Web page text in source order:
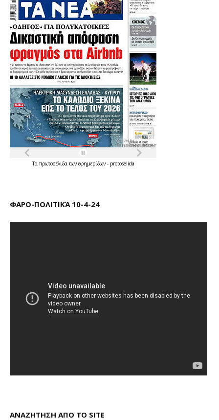
Τα πρωτοσέλιδατων εφημερίδων - protoselida
ΦΑΡΟ-ΠΟΛΙΤΙΚΆ 10-4-24
ΑΝΑΖΗΤΗΣΗ ΑΠΟ ΤΟ SITE